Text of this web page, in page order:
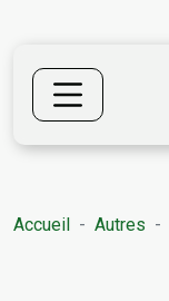
Accueil Autres